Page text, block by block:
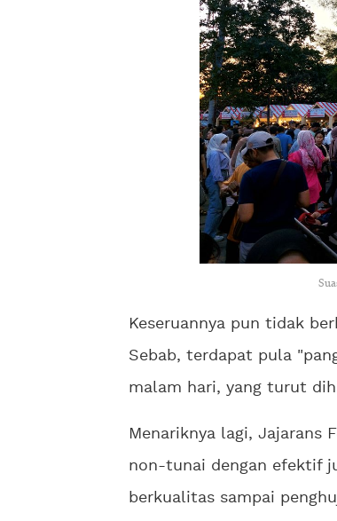
Keseruannya pun tidak
Sebab, terdapat pula
malam hari, yang turut
Menariknya lagi, Jajarans
non-tunai dengan efektif
berkualitas sampai